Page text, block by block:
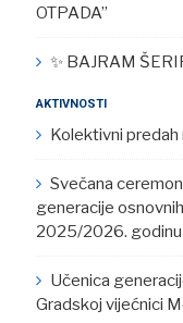
OTPADA”
✨ BAJRAM
AKTIVNOSTI
Kolektivni predah
Svečana
generacije
2025/2026. godinu
Učenica
Gradskoj vijećnici